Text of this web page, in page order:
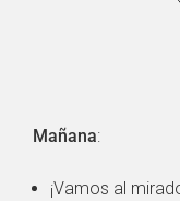
Mañana:
¡Vamos al